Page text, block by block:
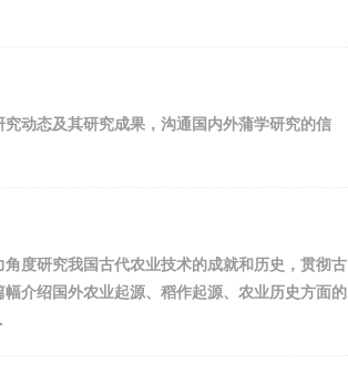
动态及其研究成果，沟通国内外蒲学研究的信
度研究我国古代农业技术的成就和历史，贯彻古
介绍国外农业起源、稻作起源、农业历史方面的